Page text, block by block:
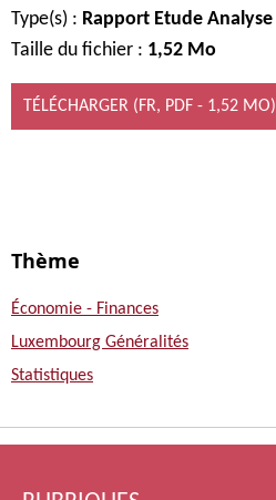
Type(s)
Rapport Etude Analyse
Taille du fichier
1,52 Mo
TÉLÉCHARGER (FR, PDF - 1,52 MO)
Thème
Économie - Finances
Luxembourg Généralités
Statistiques